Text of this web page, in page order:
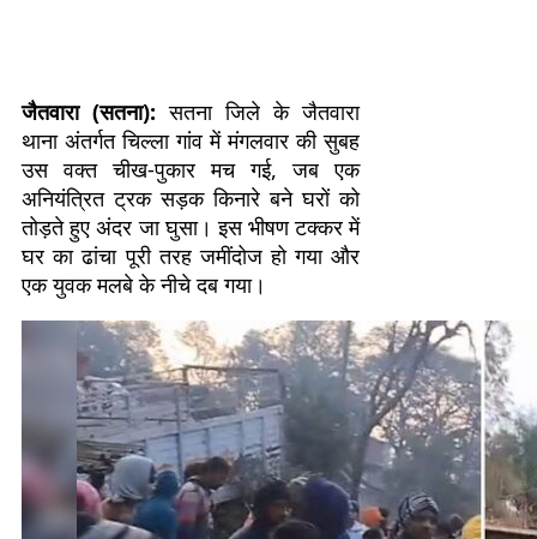
जैतवारा (सतना): सतना जिले के जैतवारा
थाना अंतर्गत चिल्ला गांव में मंगलवार की सुबह
उस वक्त चीख-पुकार मच गई, जब एक
अनियंत्रित ट्रक सड़क किनारे बने घरों को
तोड़ते हुए अंदर जा घुसा। इस भीषण टक्कर में
घर का ढांचा पूरी तरह जमींदोज हो गया और
एक युवक मलबे के नीचे दब गया।